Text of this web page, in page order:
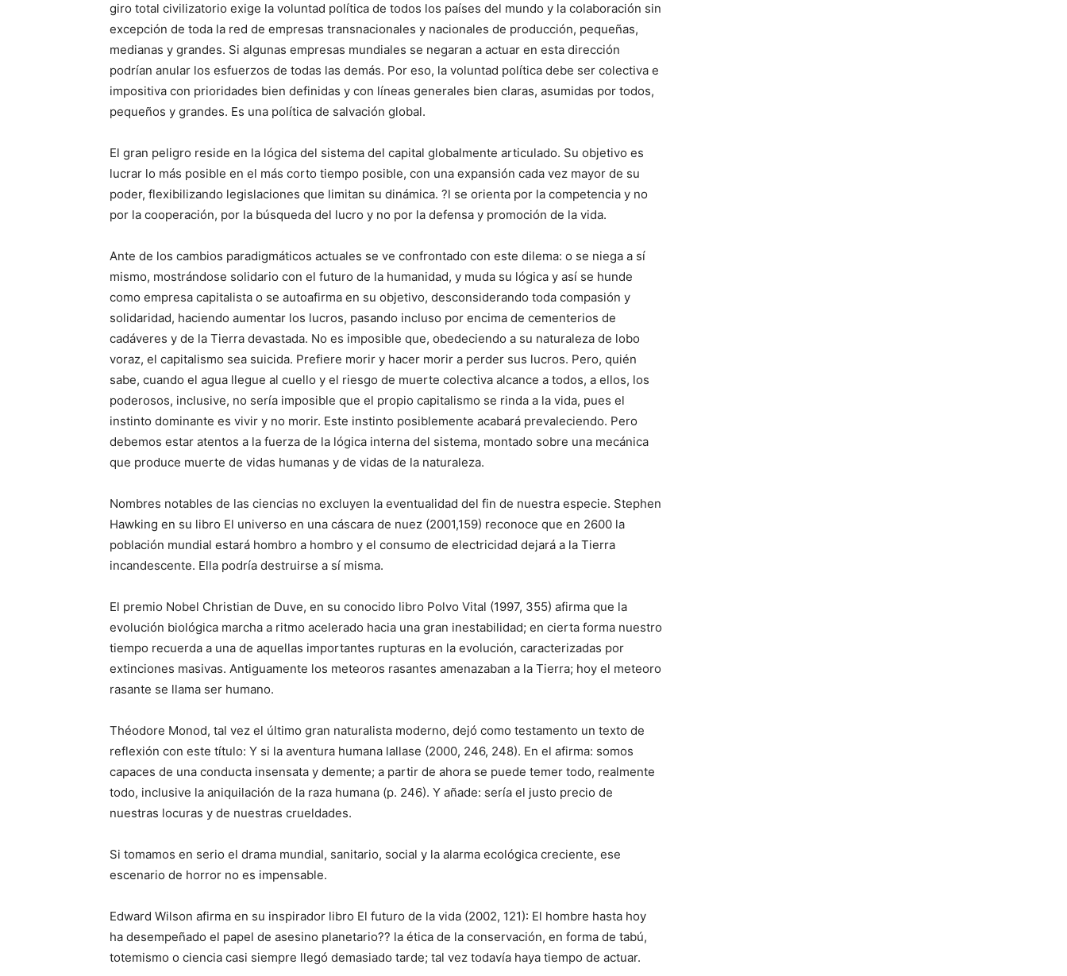
giro total civilizatorio exige la voluntad política de todos los países del mundo y la colaboración sin
excepción de toda la red de empresas transnacionales y nacionales de producción, pequeñas,
medianas y grandes. Si algunas empresas mundiales se negaran a actuar en esta dirección
podrían anular los esfuerzos de todas las demás. Por eso, la voluntad política debe ser colectiva e
impositiva con prioridades bien definidas y con líneas generales bien claras, asumidas por todos,
pequeños y grandes. Es una política de salvación global.
El gran peligro reside en la lógica del sistema del capital globalmente articulado. Su objetivo es
lucrar lo más posible en el más corto tiempo posible, con una expansión cada vez mayor de su
poder, flexibilizando legislaciones que limitan su dinámica. ?l se orienta por la competencia y no
por la cooperación, por la búsqueda del lucro y no por la defensa y promoción de la vida.
Ante de los cambios paradigmáticos actuales se ve confrontado con este dilema: o se niega a sí
mismo, mostrándose solidario con el futuro de la humanidad, y muda su lógica y así se hunde
como empresa capitalista o se autoafirma en su objetivo, desconsiderando toda compasión y
solidaridad, haciendo aumentar los lucros, pasando incluso por encima de cementerios de
cadáveres y de la Tierra devastada. No es imposible que, obedeciendo a su naturaleza de lobo
voraz, el capitalismo sea suicida. Prefiere morir y hacer morir a perder sus lucros. Pero, quién
sabe, cuando el agua llegue al cuello y el riesgo de muerte colectiva alcance a todos, a ellos, los
poderosos, inclusive, no sería imposible que el propio capitalismo se rinda a la vida, pues el
instinto dominante es vivir y no morir. Este instinto posiblemente acabará prevaleciendo. Pero
debemos estar atentos a la fuerza de la lógica interna del sistema, montado sobre una mecánica
que produce muerte de vidas humanas y de vidas de la naturaleza.
Nombres notables de las ciencias no excluyen la eventualidad del fin de nuestra especie. Stephen
Hawking en su libro El universo en una cáscara de nuez (2001,159) reconoce que en 2600 la
población mundial estará hombro a hombro y el consumo de electricidad dejará a la Tierra
incandescente. Ella podría destruirse a sí misma.
El premio Nobel Christian de Duve, en su conocido libro Polvo Vital (1997, 355) afirma que la
evolución biológica marcha a ritmo acelerado hacia una gran inestabilidad; en cierta forma nuestro
tiempo recuerda a una de aquellas importantes rupturas en la evolución, caracterizadas por
extinciones masivas. Antiguamente los meteoros rasantes amenazaban a la Tierra; hoy el meteoro
rasante se llama ser humano.
Théodore Monod, tal vez el último gran naturalista moderno, dejó como testamento un texto de
reflexión con este título: Y si la aventura humana lallase (2000, 246, 248). En el afirma: somos
capaces de una conducta insensata y demente; a partir de ahora se puede temer todo, realmente
todo, inclusive la aniquilación de la raza humana (p. 246). Y añade: sería el justo precio de
nuestras locuras y de nuestras crueldades.
Si tomamos en serio el drama mundial, sanitario, social y la alarma ecológica creciente, ese
escenario de horror no es impensable.
Edward Wilson afirma en su inspirador libro El futuro de la vida (2002, 121): El hombre hasta hoy
ha desempeñado el papel de asesino planetario?? la ética de la conservación, en forma de tabú,
totemismo o ciencia casi siempre llegó demasiado tarde; tal vez todavía haya tiempo de actuar.